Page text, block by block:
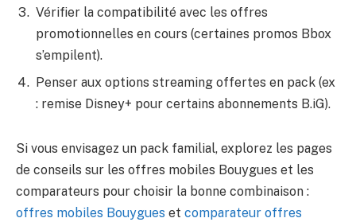
Vérifier la compatibilité avec les offres
promotionnelles en cours (certaines promos Bbox
s’empilent).
Penser aux options streaming offertes en pack (ex
: remise Disney+ pour certains abonnements B.iG).
Si vous envisagez un pack familial, explorez les pages
de conseils sur les offres mobiles Bouygues et les
comparateurs pour choisir la bonne combinaison :
offres mobiles Bouygues et comparateur offres